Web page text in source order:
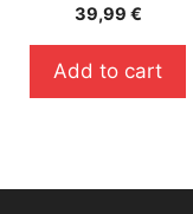
s
5
39,99 €
Add to cart